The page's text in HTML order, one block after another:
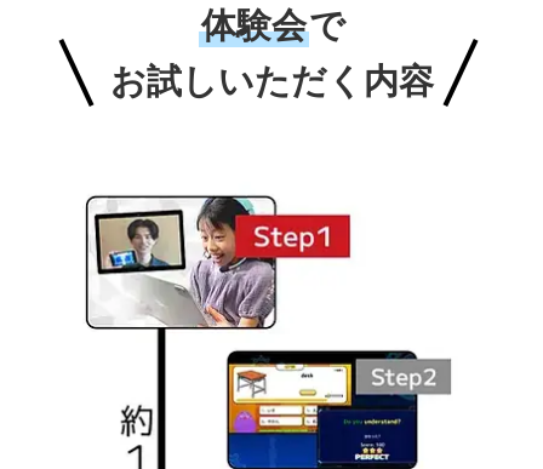
体験会で
お試しいただく内容